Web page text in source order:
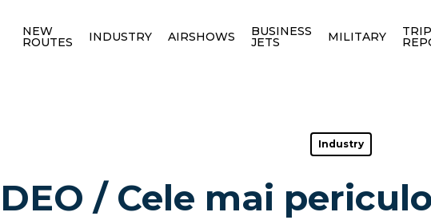
NEW
ROUTES INDUSTRY AIRSHOWS BUSINESS
JETS MILITARY TRIP
Industry
/ Cele mai